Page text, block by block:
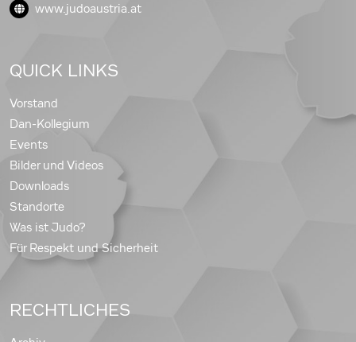
www.judoaustria.at
QUICK LINKS
Vorstand
Dan-Kollegium
Events
Bilder und Videos
Downloads
Standorte
Was ist Judo?
Für Respekt und Sicherheit
RECHTLICHES